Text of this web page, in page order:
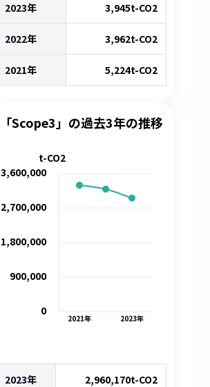
2023年 3,945t-CO2
2022年 3,962t-CO2
2021年 5,224t-CO2
「Scope3」の過去3年の推移
2021年 2023年
0
900,000
1,800,000
2,700,000
3,600,000
t-CO2
2023年 2,960,170t-CO2